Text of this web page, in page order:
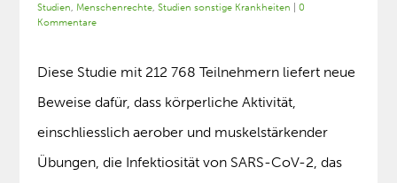
Studien, Menschenrechte,Studien sonstige Krankheiten |0
Kommentare
Diese Studie mit 212 768 Teilnehmern liefert neue
Beweise dafür, dass körperliche Aktivität,
einschliesslich aerober und muskelstärkender
Übungen, die Infektiosität von SARS-CoV-2, das